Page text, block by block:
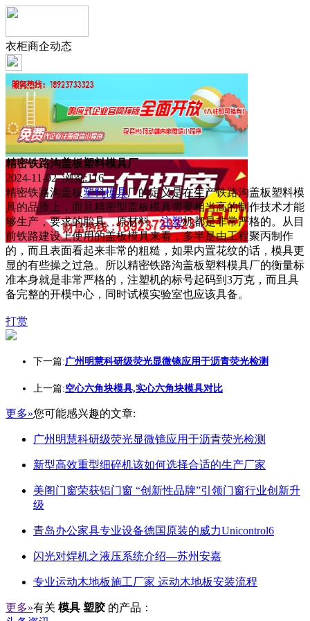
衣柜商企动态
精密铁路沟盖板塑料模具厂
2024-11-02 浏览:116
精密铁路沟盖板塑料模具厂的定义是在生产铁路沟盖板塑料模
具的品质上，而且精密型盖板模具需要相当高的制作技术才能
够生产，要求的胎具、原材料、注塑机都是非常严格的。从目
前铁路建设上使用的盖板模具来看，多半是由工程聚丙制作
的，而且表面看起来非常的粗糙，如果内置花纹的话，模具更
显的有些操之过急。所以精密铁路沟盖板塑料模具厂的衡量标
准本身就是非常严格的，注塑机的标号起码到3万克，而且具
备完整的开模中心，同时试模实验室也应该具备。
打赏
下一篇:广州明慧科研级荧光显微镜应用于沥青荧光检测
上一篇:空心六角块模具,实心六角块模具对比
更多»您可能感兴趣的文章:
广州明慧科研级荧光显微镜应用于沥青荧光检测
新型高效重型细碎机该如何选择合适的生产厂家
美阁门窗荣获铝门窗 “创新性品牌”引领门窗行业创新升
级
青岛办公家具专业设备德国原装的威力Unicontrol6
闪光对焊机之液压系统介绍—苏州安嘉
专业运动木地板施工厂家 运动木地板安装流程
更多»有关 模具 塑胶 的产品：